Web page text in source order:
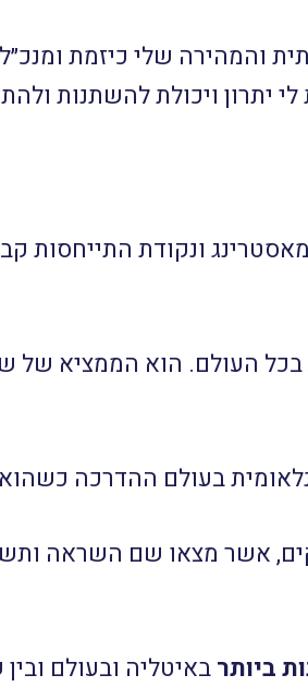
והמהירה שלי כיזמת
לי יתרון ויכולת
ונקודת התייחסות
בכל העולם. הוא הממציא של
אשר מצאו שם השראה
ביותרבאיטליה ובעולם